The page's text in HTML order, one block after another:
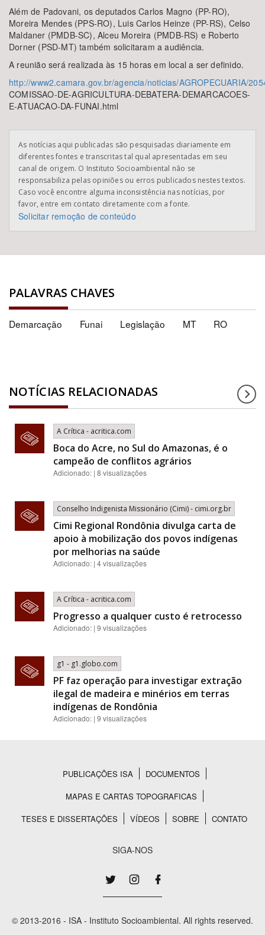
Além de Padovani, os deputados Carlos Magno (PP-RO),
Moreira Mendes (PPS-RO), Luis Carlos Heinze (PP-RS), Celso
Maldaner (PMDB-SC), Alceu Moreira (PMDB-RS) e Roberto
Dorner (PSD-MT) também solicitaram a audiência.
A reunião será realizada às 15 horas em local a ser definido.
http://www2.camara.gov.br/agencia/noticias/AGROPECUARIA/
COMISSAO-DE-AGRICULTURA-DEBATERA-DEMARCACOES-
E-ATUACAO-DA-FUNAI.html
As notícias aqui publicadas são pesquisadas diariamente em
diferentes fontes e transcritas tal qual apresentadas em seu
canal de origem. O Instituto Socioambiental não se
responsabiliza pelas opiniões ou erros publicados nestes textos.
Caso você encontre alguma inconsistência nas notícias, por
favor, entre em contato diretamente com a fonte.
Solicitar remoção de conteúdo
PALAVRAS CHAVES
Demarcação Funai Legislação MT RO
NOTÍCIAS RELACIONADAS
A Crítica - acritica.com
Boca do Acre, no Sul do Amazonas, é o
campeão de conflitos agrários
Adicionado: | 8 visualizações
Conselho Indigenista Missionário (Cimi) - cimi.org.br
Cimi Regional Rondônia divulga carta de
apoio à mobilização dos povos indígenas
por melhorias na saúde
Adicionado: | 4 visualizações
A Crítica - acritica.com
Progresso a qualquer custo é retrocesso
Adicionado: | 9 visualizações
g1 - g1.globo.com
PF faz operação para investigar extração
ilegal de madeira e minérios em terras
indígenas de Rondônia
Adicionado: | 9 visualizações
Rodapé
PUBLICAÇÕES ISA
DOCUMENTOS
MAPAS E CARTAS TOPOGRAFICAS
TESES E DISSERTAÇÕES
VÍDEOS SOBRE CONTATO
SIGA-NOS
© 2013-2016 - ISA - Instituto Socioambiental. All rights reserved.